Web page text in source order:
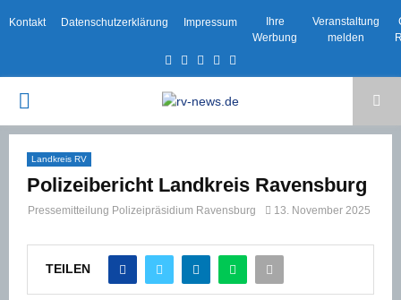
Kontakt Datenschutzerklärung Impressum
Ihre
Werbung
Veranstaltung
melden
Facebook
TwitterInstagram
Email
PRIMARY
MENU
Landkreis RV
Polizeibericht Landkreis Ravensburg
Pressemitteilung Polizeipräsidium Ravensburg 13. November 2025
TEILEN